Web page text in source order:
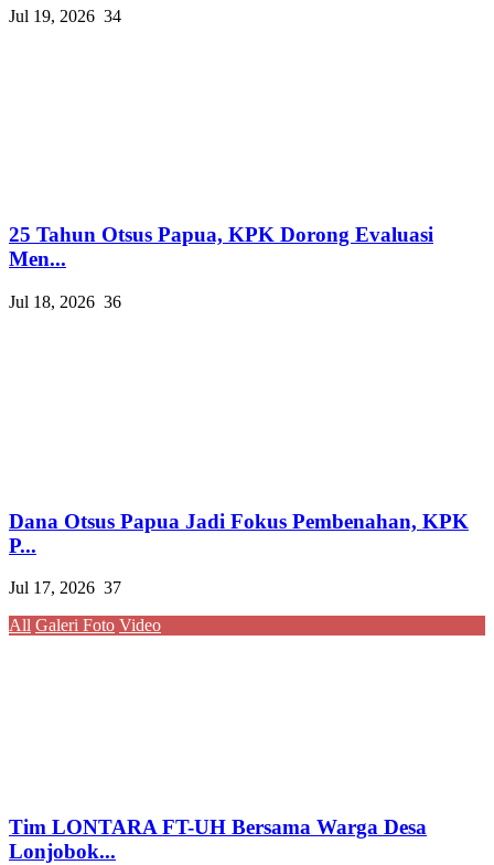
Jul 19, 2026 34
25 Tahun Otsus Papua, KPK Dorong Evaluasi
Men...
Jul 18, 2026 36
Dana Otsus Papua Jadi Fokus Pembenahan, KPK
P...
Jul 17, 2026 37
All Galeri Foto Video
Tim LONTARA FT-UH Bersama Warga Desa
Lonjobok...